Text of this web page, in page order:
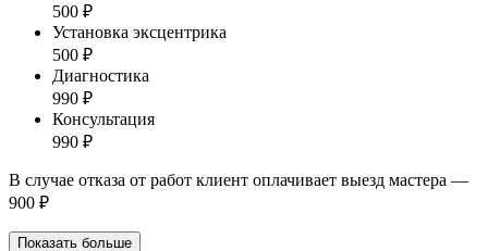
500 ₽
Установка эксцентрика
500 ₽
Диагностика
990 ₽
Консультация
990 ₽
В случае отказа от работ клиент оплачивает выезд мастера —
900 ₽
Показать больше